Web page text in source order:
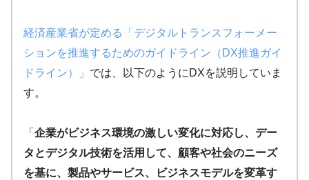
経済産業省が定める「デジタルトランスフォーメー
ションを推進するためのガイドライン（DX推進ガイ
ドライン）」 では、以下のようにDXを説明していま
す。
「 企業がビジネス環境の激しい変化に対応し、デー
タとデジタル技術を活用して、顧客や社会のニーズ
を基に、製品やサービス、ビジネスモデルを変革す